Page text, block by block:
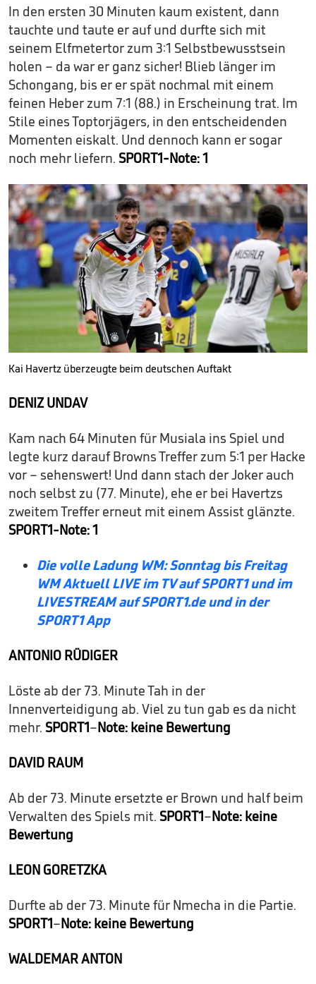
In den ersten 30 Minuten kaum existent, dann
tauchte und taute er auf und durfte sich mit
seinem Elfmetertor zum 3:1 Selbstbewusstsein
holen – da war er ganz sicher! Blieb länger im
Schongang, bis er er spät nochmal mit einem
feinen Heber zum 7:1 (88.) in Erscheinung trat. Im
Stile eines Toptorjägers, in den entscheidenden
Momenten eiskalt. Und dennoch kann er sogar
noch mehr liefern. SPORT1-Note: 1
Kai Havertz überzeugte beim deutschen Auftakt
DENIZ UNDAV
Kam nach 64 Minuten für Musiala ins Spiel und
legte kurz darauf Browns Treffer zum 5:1 per Hacke
vor – sehenswert! Und dann stach der Joker auch
noch selbst zu (77. Minute), ehe er bei Havertzs
zweitem Treffer erneut mit einem Assist glänzte.
SPORT1-Note: 1
Die volle Ladung WM: Sonntag bis Freitag
WM Aktuell LIVE im TV auf SPORT1 und im
LIVESTREAM auf SPORT1.de und in der
SPORT1 App
ANTONIO RÜDIGER
Löste ab der 73. Minute Tah in der
Innenverteidigung ab. Viel zu tun gab es da nicht
mehr. SPORT1–Note: keine Bewertung
DAVID RAUM
Ab der 73. Minute ersetzte er Brown und half beim
Verwalten des Spiels mit. SPORT1–Note: keine
Bewertung
LEON GORETZKA
Durfte ab der 73. Minute für Nmecha in die Partie.
SPORT1–Note: keine Bewertung
WALDEMAR ANTON